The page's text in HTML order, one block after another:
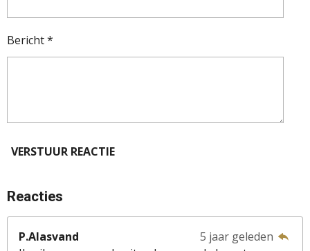
Bericht *
VERSTUUR REACTIE
Reacties
P.Alasvand
5 jaar geleden